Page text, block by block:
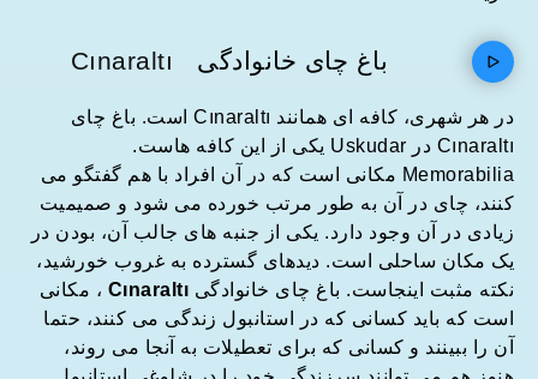
باغ چای خانوادگی Cınaraltı
در هر شهری، کافه ای همانند Cınaraltı است. باغ چای
Cınaraltı در Uskudar یکی از این کافه هاست.
Memorabilia مکانی است که در آن افراد با هم گفتگو می
کنند، چای در آن به طور مرتب خورده می شود و صمیمیت
زیادی در آن وجود دارد. یکی از جنبه های جالب آن، بودن در
یک مکان ساحلی است. دیدهای گسترده به غروب خورشید،
نکته مثبت اینجاست. باغ چای خانوادگی Cınaraltı ، مکانی
است که باید کسانی که در استانبول زندگی می کنند، حتما
آن را ببینند و کسانی که برای تعطیلات به آنجا می روند،